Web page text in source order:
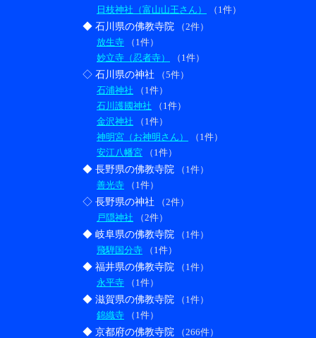
日枝神社（富山山王さん）
（1件）
◆ 石川県の佛教寺院 （2件）
放生寺 （1件）
妙立寺（忍者寺）
（1件）
◇ 石川県の神社 （5件）
石浦神社 （1件）
石川護國神社 （1件）
金沢神社 （1件）
神明宮（お神明さん）
（1件）
安江八幡宮 （1件）
◆ 長野県の佛教寺院 （1件）
善光寺 （1件）
◇ 長野県の神社 （2件）
戸隠神社 （2件）
◆ 岐阜県の佛教寺院 （1件）
飛騨国分寺 （1件）
◆ 福井県の佛教寺院 （1件）
永平寺 （1件）
◆ 滋賀県の佛教寺院 （1件）
錦織寺 （1件）
◆ 京都府の佛教寺院 （266件）